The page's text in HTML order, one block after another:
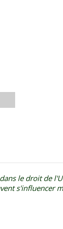
le droit de
s'influencer